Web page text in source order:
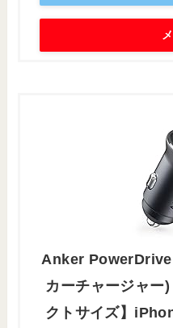
Anker
カーチャージャー
クトサイズ】